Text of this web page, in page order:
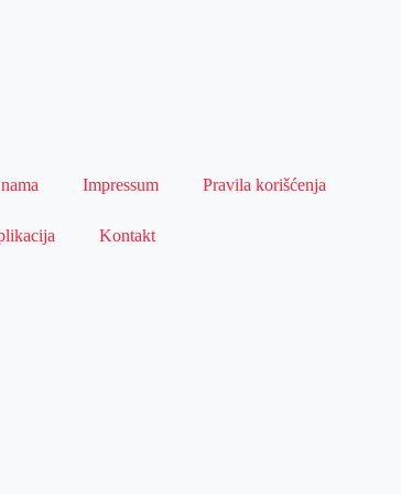
Impressum Pravila korišćenja
Kontakt